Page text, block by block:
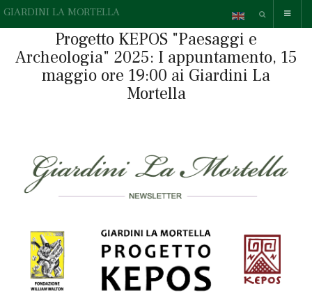
GIARDINI LA MORTELLA
Progetto KEPOS "Paesaggi e
Archeologia" 2025: I appuntamento, 15
maggio ore 19:00 ai Giardini La
Mortella